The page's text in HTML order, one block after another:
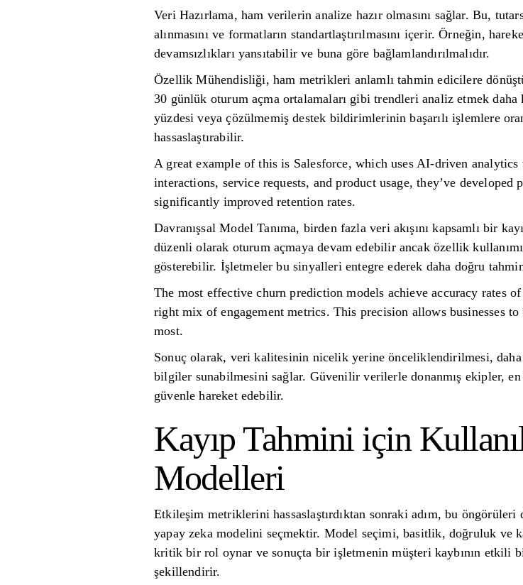
Veri Hazırlama, ham verilerin analize hazır olmasını sağlar. Bu,
alınmasını ve formatların standartlaştırılmasını içerir. Örneğin,
devamsızlıkları yansıtabilir ve buna göre bağlamlandırılmalıdır.
Özellik Mühendisliği, ham metrikleri anlamlı tahmin edicilere
30 günlük oturum açma ortalamaları gibi trendleri analiz etmek
yüzdesi veya çözülmemiş destek bildirimlerinin başarılı işlemlere
hassaslaştırabilir.
A great example of this is Salesforce, which uses AI-driven
interactions, service requests, and product usage, they’ve developed
significantly improved retention rates.
Davranışsal Model Tanıma, birden fazla veri akışını kapsamlı bir
düzenli olarak oturum açmaya devam edebilir ancak özellik
gösterebilir. İşletmeler bu sinyalleri entegre ederek daha doğru
The most effective churn prediction models achieve accuracy rates
right mix of engagement metrics. This precision allows businesses
most.
Sonuç olarak, veri kalitesinin nicelik yerine önceliklendirilmesi,
bilgiler sunabilmesini sağlar. Güvenilir verilerle donanmış ekipler,
güvenle hareket edebilir.
Kayıp Tahmini için
Modelleri
Etkileşim metriklerini hassaslaştırdıktan sonraki adım, bu
yapay zeka modelini seçmektir. Model seçimi, basitlik, doğruluk ve
kritik bir rol oynar ve sonuçta bir işletmenin müşteri kaybının etkili
şekillendirir.